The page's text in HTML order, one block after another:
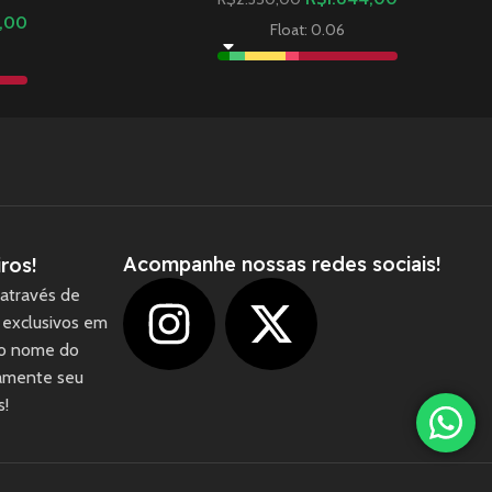
Float: 0.06
de
em
nome do
seu
Acompanhe nossas redes sociais!
1